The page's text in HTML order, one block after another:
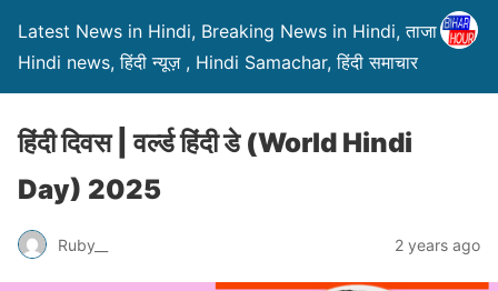
Latest News in Hindi, Breaking News in Hindi, ताजा ख़बरें,
Hindi news, हिंदी न्यूज़ , Hindi Samachar, हिंदी समाचार
हिंदी दिवस | वर्ल्ड हिंदी डे (World Hindi
Day) 2025
Ruby__ 2 years ago